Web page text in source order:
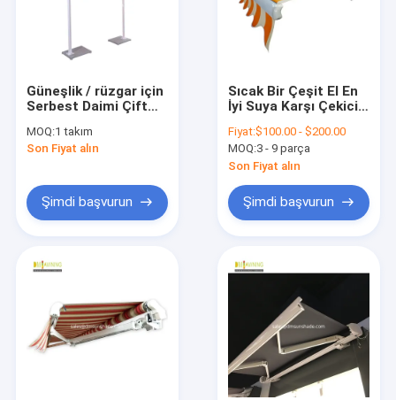
Güneşlik / rüzgar için
Serbest Daimi Çift
Çekilebilir Tente
MOQ:1 takım
Son Fiyat alın
Şimdi başvurun
Sıcak Bir Çeşit El En
İyi Suya Karşı Çekici
Fiyat:$100.00 - $200.00
MOQ:3 - 9 parça
Son Fiyat alın
Şimdi başvurun